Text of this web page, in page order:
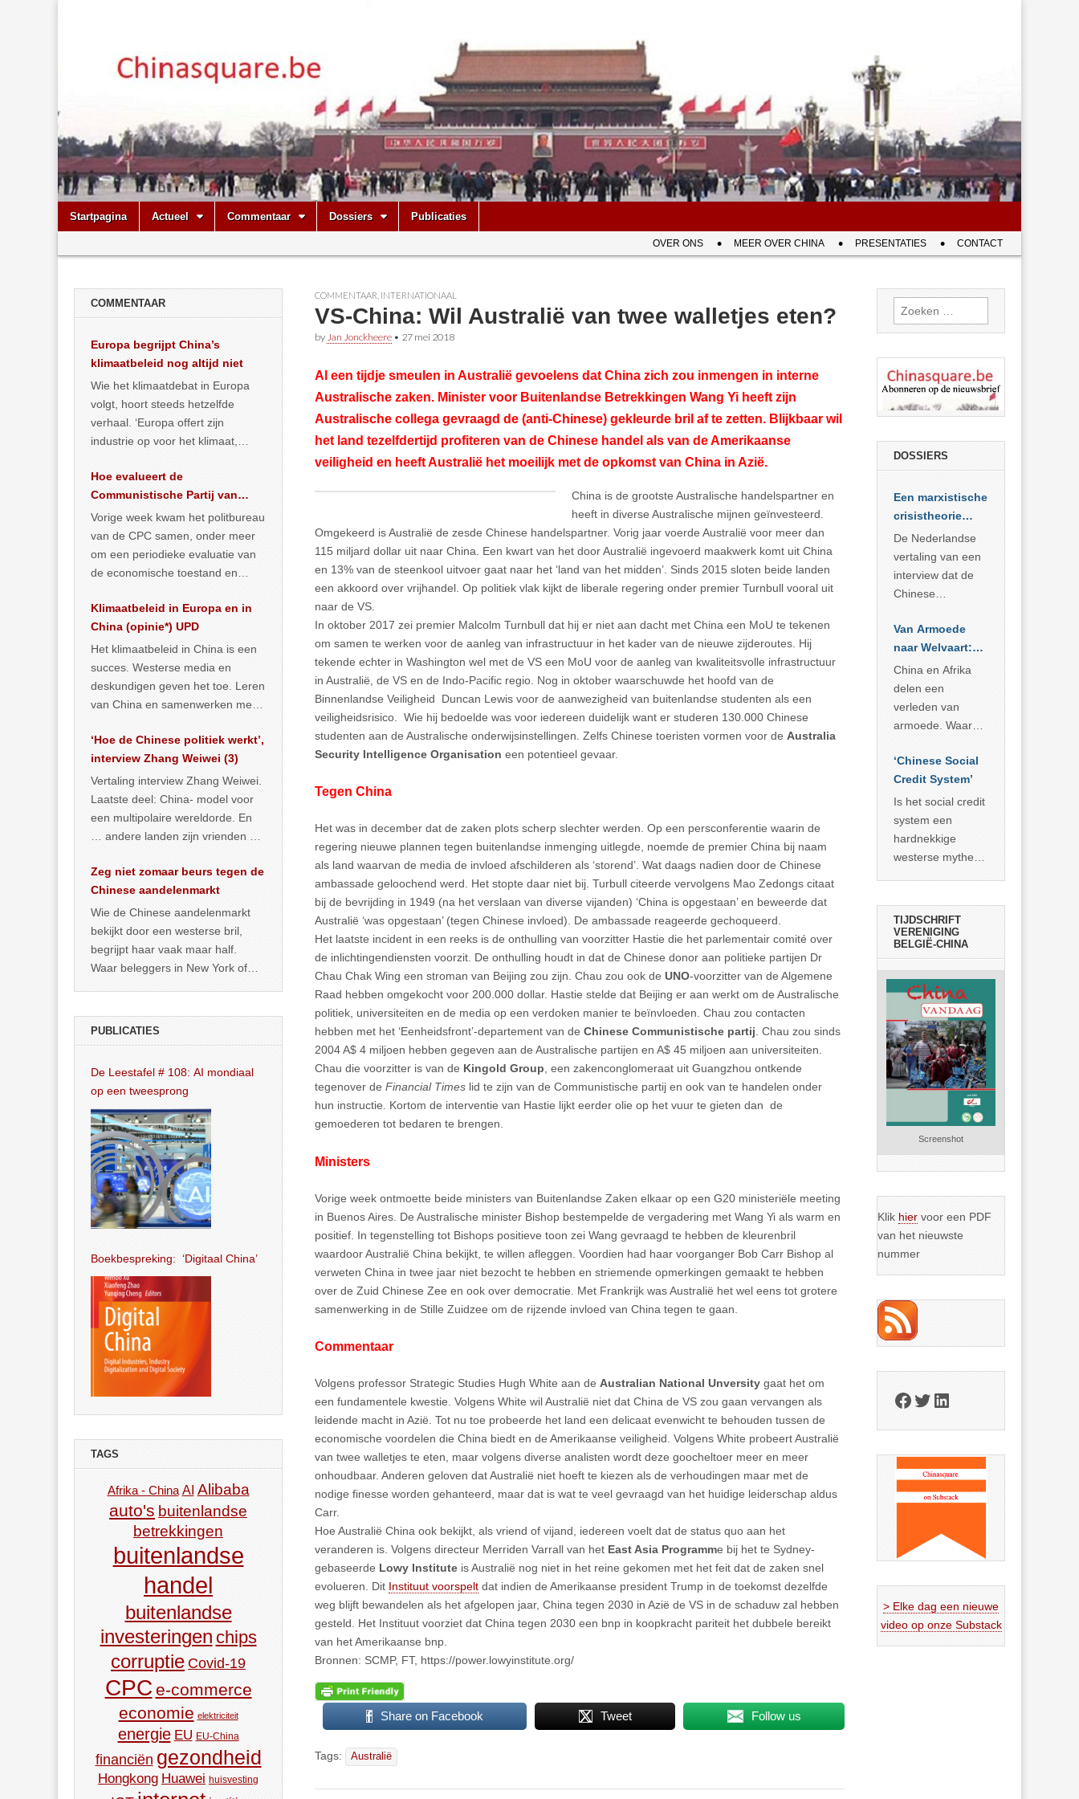
Chinasquare.be
Main
menu
Skip
Startpagina Actueel Commentaar Dossiers Publicaties
menu
OVER ONS MEER OVER CHINA PRESENTATIES CONTACT
COMMENTAAR INTERNATIONAAL
VS-China: Wil Australië van twee walletjes eten?
by Jan Jonckheere • 27 mei 2018
Al een tijdje smeulen in Australië gevoelens dat China zich zou inmengen in interne
Australische zaken. Minister voor Buitenlandse Betrekkingen Wang Yi heeft zijn
Australische collega gevraagd de (anti-Chinese) gekleurde bril af te zetten. Blijkbaar wil
het land tezelfdertijd profiteren van de Chinese handel als van de Amerikaanse
veiligheid en heeft Australië het moeilijk met de opkomst van China in Azië.
China is de grootste Australische handelspartner en
heeft in diverse Australische mijnen geïnvesteerd.
Omgekeerd is Australië de zesde Chinese handelspartner. Vorig jaar voerde Australië voor meer dan
115 miljard dollar uit naar China. Een kwart van het door Australië ingevoerd maakwerk komt uit China
en 13% van de steenkool uitvoer gaat naar het ‘land van het midden’. Sinds 2015 sloten beide landen
een akkoord over vrijhandel. Op politiek vlak kijkt de liberale regering onder premier Turnbull vooral uit
naar de VS.
In oktober 2017 zei premier Malcolm Turnbull dat hij er niet aan dacht met China een MoU te tekenen
om samen te werken voor de aanleg van infrastructuur in het kader van de nieuwe zijderoutes. Hij
tekende echter in Washington wel met de VS een MoU voor de aanleg van kwaliteitsvolle infrastructuur
in Australië, de VS en de Indo-Pacific regio. Nog in oktober waarschuwde het hoofd van de
Binnenlandse Veiligheid Duncan Lewis voor de aanwezigheid van buitenlandse studenten als een
veiligheidsrisico. Wie hij bedoelde was voor iedereen duidelijk want er studeren 130.000 Chinese
studenten aan de Australische onderwijsinstellingen. Zelfs Chinese toeristen vormen voor de Australia
Security Intelligence Organisation een potentieel gevaar.
Tegen China
Het was in december dat de zaken plots scherp slechter werden. Op een persconferentie waarin de
regering nieuwe plannen tegen buitenlandse inmenging uitlegde, noemde de premier China bij naam
als land waarvan de media de invloed afschilderen als ‘storend’. Wat daags nadien door de Chinese
ambassade geloochend werd. Het stopte daar niet bij. Turbull citeerde vervolgens Mao Zedongs citaat
bij de bevrijding in 1949 (na het verslaan van diverse vijanden) ‘China is opgestaan’ en beweerde dat
Australië ‘was opgestaan’ (tegen Chinese invloed). De ambassade reageerde gechoqueerd.
Het laatste incident in een reeks is de onthulling van voorzitter Hastie die het parlementair comité over
de inlichtingendiensten voorzit. De onthulling houdt in dat de Chinese donor aan politieke partijen Dr
Chau Chak Wing een stroman van Beijing zou zijn. Chau zou ook de UNO-voorzitter van de Algemene
Raad hebben omgekocht voor 200.000 dollar. Hastie stelde dat Beijing er aan werkt om de Australische
politiek, universiteiten en de media op een verdoken manier te beïnvloeden. Chau zou contacten
hebben met het ‘Eenheidsfront’-departement van de Chinese Communistische partij. Chau zou sinds
2004 A$ 4 miljoen hebben gegeven aan de Australische partijen en A$ 45 miljoen aan universiteiten.
Chau die voorzitter is van de Kingold Group, een zakenconglomeraat uit Guangzhou ontkende
tegenover de Financial Times lid te zijn van de Communistische partij en ook van te handelen onder
hun instructie. Kortom de interventie van Hastie lijkt eerder olie op het vuur te gieten dan de
gemoederen tot bedaren te brengen.
Ministers
Vorige week ontmoette beide ministers van Buitenlandse Zaken elkaar op een G20 ministeriële meeting
in Buenos Aires. De Australische minister Bishop bestempelde de vergadering met Wang Yi als warm en
positief. In tegenstelling tot Bishops positieve toon zei Wang gevraagd te hebben de kleurenbril
waardoor Australië China bekijkt, te willen afleggen. Voordien had haar voorganger Bob Carr Bishop al
verweten China in twee jaar niet bezocht te hebben en striemende opmerkingen gemaakt te hebben
over de Zuid Chinese Zee en ook over democratie. Met Frankrijk was Australië het wel eens tot grotere
samenwerking in de Stille Zuidzee om de rijzende invloed van China tegen te gaan.
Commentaar
Volgens professor Strategic Studies Hugh White aan de Australian National Unversity gaat het om
een fundamentele kwestie. Volgens White wil Australië niet dat China de VS zou gaan vervangen als
leidende macht in Azië. Tot nu toe probeerde het land een delicaat evenwicht te behouden tussen de
economische voordelen die China biedt en de Amerikaanse veiligheid. Volgens White probeert Australië
van twee walletjes te eten, maar volgens diverse analisten wordt deze goocheltoer meer en meer
onhoudbaar. Anderen geloven dat Australië niet hoeft te kiezen als de verhoudingen maar met de
nodige finesse worden gehanteerd, maar dat is wat te veel gevraagd van het huidige leiderschap aldus
Carr.
Hoe Australië China ook bekijkt, als vriend of vijand, iedereen voelt dat de status quo aan het
veranderen is. Volgens directeur Merriden Varrall van het East Asia Programme bij het te Sydney-
gebaseerde Lowy Institute is Australië nog niet in het reine gekomen met het feit dat de zaken snel
evolueren. Dit Instituut voorspelt dat indien de Amerikaanse president Trump in de toekomst dezelfde
weg blijft bewandelen als het afgelopen jaar, China tegen 2030 in Azië de VS in de schaduw zal hebben
gesteld. Het Instituut voorziet dat China tegen 2030 een bnp in koopkracht pariteit het dubbele bereikt
van het Amerikaanse bnp.
Bronnen: SCMP, FT, https://power.lowyinstitute.org/
Share on Facebook Tweet Follow us
Tags: Australië
COMMENTAAR
Europa begrijpt China’s
klimaatbeleid nog altijd niet
Wie het klimaatdebat in Europa
volgt, hoort steeds hetzelfde
verhaal. ‘Europa offert zijn
industrie op voor het klimaat,
vergroening… >> lees meer
Hoe evalueert de
Communistische Partij van
China de economische
situatie?
Vorige week kwam het politbureau
van de CPC samen, onder meer
om een periodieke evaluatie van
de economische toestand en
publiceerden… >> lees meer
Klimaatbeleid in Europa en in
China (opinie*) UPD
Het klimaatbeleid in China is een
succes. Westerse media en
deskundigen geven het toe. Leren
van China en samenwerken met
… >> lees meer
‘Hoe de Chinese politiek werkt’,
interview Zhang Weiwei (3)
Vertaling interview Zhang Weiwei.
Laatste deel: China- model voor
een multipolaire wereldorde. En
… andere landen zijn vrienden of
Zeg niet zomaar beurs tegen de
Chinese aandelenmarkt
Wie de Chinese aandelenmarkt
bekijkt door een westerse bril,
begrijpt haar vaak maar half.
Waar beleggers in New York of
PUBLICATIES
De Leestafel # 108: AI mondiaal
op een tweesprong
Boekbespreking: ‘Digitaal China’
TAGS
Afrika - China AI Alibaba
auto's buitenlandse
betrekkingen
buitenlandse
handel
buitenlandse
investeringen chips
corruptie Covid-19
CPC e-commerce
economie elektriciteit
energie EU EU-China
financiën gezondheid
Hongkong Huawei huisvesting
Zoeken
naar:
DOSSIERS
Een marxistische
crisistheorie
voor vandaag
De Nederlandse
vertaling van een
interview dat de
Chinese
Sociale
Wetenschappen
afnam van de
Britse
marxistische
econoom Michael
zien dat
… >> lees meer
Van Armoede
naar Welvaart:
Wat Afrika kan
leren van
China’s
economisch
China en Afrika
delen een
verleden van
armoede. Waar
voorbije veertig
jaar in slaagde
meer dan 800
miljoen mensen
uit de armoede
… >> lees meer
‘Chinese Social
Credit System’
Is het social credit
system een
hardnekkige
westerse mythe of
TIJDSCHRIFT
VERENIGING
BELGIË-CHINA
Screenshot
Klik hier voor een PDF
van het nieuwste
nummer
Facebook
Twitter
LinkedIn
> Elke dag een nieuwe
video op onze Substack